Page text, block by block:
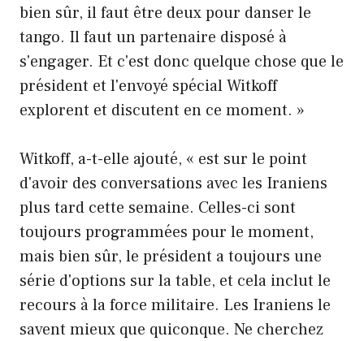
bien sûr, il faut être deux pour danser le
tango. Il faut un partenaire disposé à
s'engager. Et c'est donc quelque chose que le
président et l'envoyé spécial Witkoff
explorent et discutent en ce moment. »
Witkoff, a-t-elle ajouté, « est sur le point
d'avoir des conversations avec les Iraniens
plus tard cette semaine. Celles-ci sont
toujours programmées pour le moment,
mais bien sûr, le président a toujours une
série d'options sur la table, et cela inclut le
recours à la force militaire. Les Iraniens le
savent mieux que quiconque. Ne cherchez